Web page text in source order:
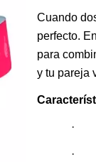
Cuando
perfecto.
para
y tu pareja
·
·